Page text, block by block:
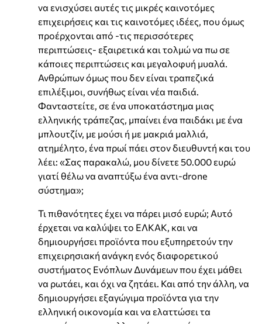
να ενισχύσει αυτές τις μικρές καινοτόμες
επιχειρήσεις και τις καινοτόμες ιδέες, που όμως
προέρχονται από -τις περισσότερες
περιπτώσεις- εξαιρετικά και τολμώ να πω σε
κάποιες περιπτώσεις και μεγαλοφυή μυαλά.
Ανθρώπων όμως που δεν είναι τραπεζικά
επιλέξιμοι, συνήθως είναι νέα παιδιά.
Φανταστείτε, σε ένα υποκατάστημα μιας
ελληνικής τράπεζας, μπαίνει ένα παιδάκι με ένα
μπλουτζίν, με μούσι ή με μακριά μαλλιά,
ατημέλητο, ένα πρωί πάει στον διευθυντή και του
λέει: «Σας παρακαλώ, μου δίνετε 50.000 ευρώ
γιατί θέλω να αναπτύξω ένα αντι-drone
σύστημα»;
Τι πιθανότητες έχει να πάρει μισό ευρώ; Αυτό
έρχεται να καλύψει το ΕΛΚΑΚ, και να
δημιουργήσει προϊόντα που εξυπηρετούν την
επιχειρησιακή ανάγκη ενός διαφορετικού
συστήματος Ενόπλων Δυνάμεων που έχει μάθει
να ρωτάει, και όχι να ζητάει. Και από την άλλη, να
δημιουργήσει εξαγώγιμα προϊόντα για την
ελληνική οικονομία και να ελαττώσει τα